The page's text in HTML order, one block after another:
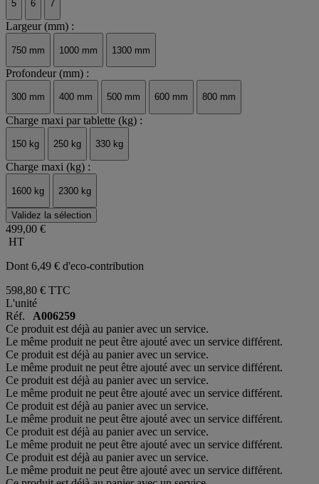
5 6 7
Largeur (mm) :
750 mm 1000 mm 1300 mm
Profondeur (mm) :
300 mm 400 mm 500 mm 600 mm 800 mm
Charge maxi par tablette (kg) :
150 kg 250 kg 330 kg
Charge maxi (kg) :
1600 kg 2300 kg
Validez la sélection
499,00 €
HT
Dont 6,49 € d'eco-contribution
598,80 € TTC
L'unité
Réf. A006259
Ce produit est déjà au panier avec un service.
Le même produit ne peut être ajouté avec un service différent.
Ce produit est déjà au panier avec un service.
Le même produit ne peut être ajouté avec un service différent.
Ce produit est déjà au panier avec un service.
Le même produit ne peut être ajouté avec un service différent.
Ce produit est déjà au panier avec un service.
Le même produit ne peut être ajouté avec un service différent.
Ce produit est déjà au panier avec un service.
Le même produit ne peut être ajouté avec un service différent.
Ce produit est déjà au panier avec un service.
Le même produit ne peut être ajouté avec un service différent.